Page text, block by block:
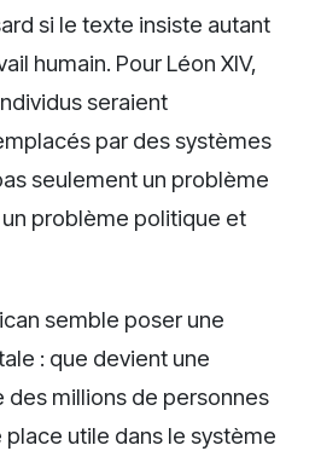
si le texte insiste autant
humain. Pour Léon XIV,
seraient
par des systèmes
seulement un problème
problème politique et
semble poser une
: que devient une
millions de personnes
place utile dans le système